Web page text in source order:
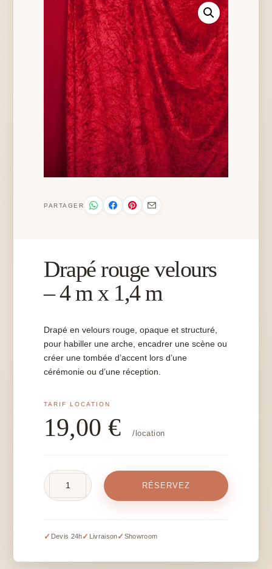
PARTAGER
Drapé rouge velours
– 4 m x 1,4 m
Drapé en velours rouge, opaque et structuré,
pour habiller une arche, encadrer une scène ou
créer une tombée d’accent lors d’une
cérémonie ou d’une réception.
19,00€ /location
velours
4
RÉSERVEZ
✓ Devis 24h✓ Livraison✓ Showroom